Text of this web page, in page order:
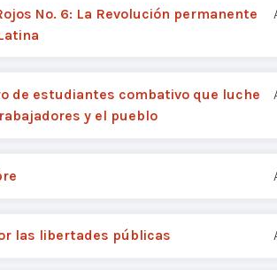
No. 6: La Revolución permanente
de estudiantes combativo que luche
y el pueblo
las libertades públicas